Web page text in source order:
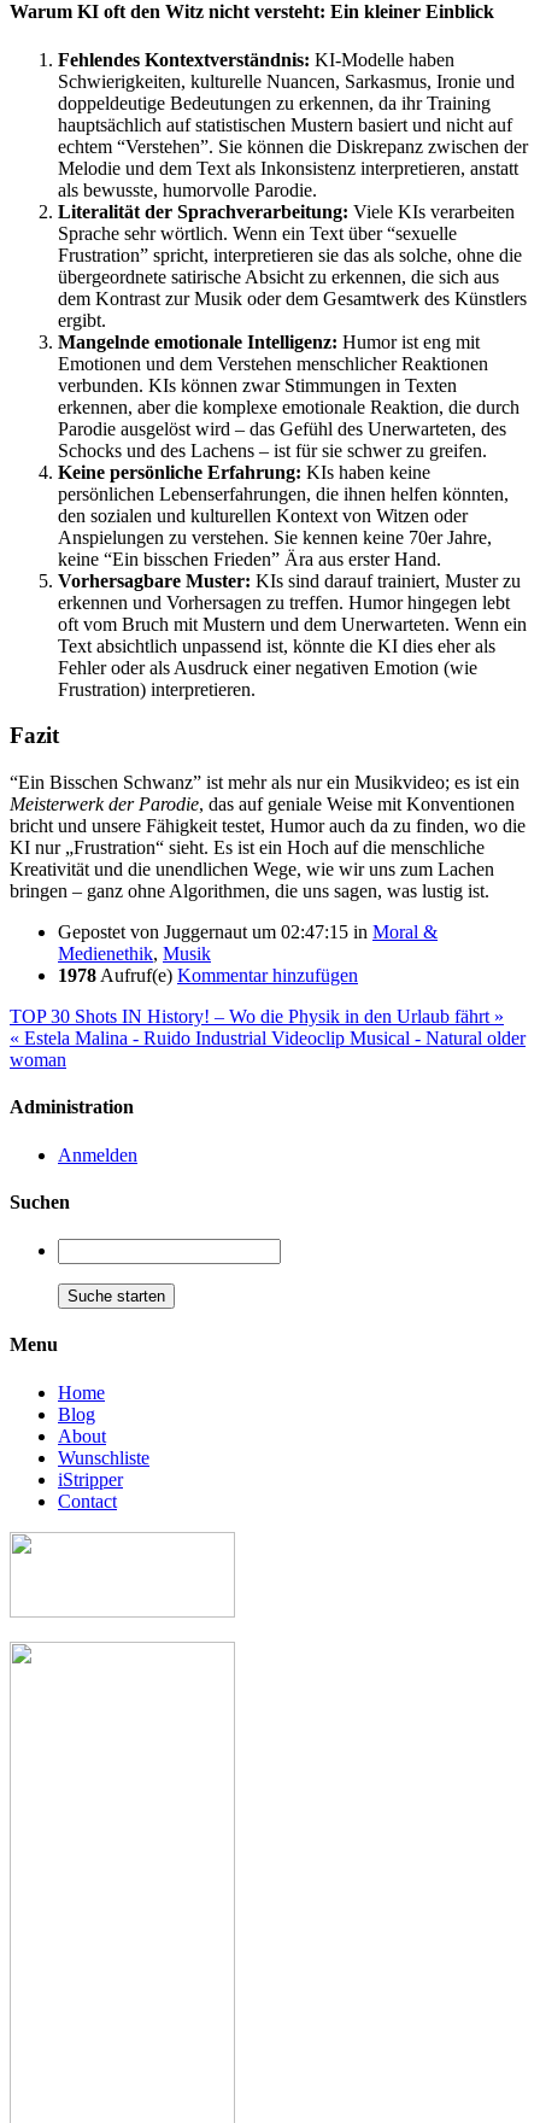
Warum KI oft den Witz nicht versteht: Ein kleiner Einblick
Fehlendes Kontextverständnis: KI-Modelle haben
Schwierigkeiten, kulturelle Nuancen, Sarkasmus, Ironie und
doppeldeutige Bedeutungen zu erkennen, da ihr Training
hauptsächlich auf statistischen Mustern basiert und nicht auf
echtem “Verstehen”. Sie können die Diskrepanz zwischen der
Melodie und dem Text als Inkonsistenz interpretieren, anstatt
als bewusste, humorvolle Parodie.
Literalität der Sprachverarbeitung: Viele KIs verarbeiten
Sprache sehr wörtlich. Wenn ein Text über “sexuelle
Frustration” spricht, interpretieren sie das als solche, ohne die
übergeordnete satirische Absicht zu erkennen, die sich aus
dem Kontrast zur Musik oder dem Gesamtwerk des Künstlers
ergibt.
Mangelnde emotionale Intelligenz: Humor ist eng mit
Emotionen und dem Verstehen menschlicher Reaktionen
verbunden. KIs können zwar Stimmungen in Texten
erkennen, aber die komplexe emotionale Reaktion, die durch
Parodie ausgelöst wird – das Gefühl des Unerwarteten, des
Schocks und des Lachens – ist für sie schwer zu greifen.
Keine persönliche Erfahrung: KIs haben keine
persönlichen Lebenserfahrungen, die ihnen helfen könnten,
den sozialen und kulturellen Kontext von Witzen oder
Anspielungen zu verstehen. Sie kennen keine 70er Jahre,
keine “Ein bisschen Frieden” Ära aus erster Hand.
Vorhersagbare Muster: KIs sind darauf trainiert, Muster zu
erkennen und Vorhersagen zu treffen. Humor hingegen lebt
oft vom Bruch mit Mustern und dem Unerwarteten. Wenn ein
Text absichtlich unpassend ist, könnte die KI dies eher als
Fehler oder als Ausdruck einer negativen Emotion (wie
Frustration) interpretieren.
Fazit
“Ein Bisschen Schwanz” ist mehr als nur ein Musikvideo; es ist ein
Meisterwerk der Parodie, das auf geniale Weise mit Konventionen
bricht und unsere Fähigkeit testet, Humor auch da zu finden, wo die
KI nur „Frustration“ sieht. Es ist ein Hoch auf die menschliche
Kreativität und die unendlichen Wege, wie wir uns zum Lachen
bringen – ganz ohne Algorithmen, die uns sagen, was lustig ist.
Gepostet von Juggernaut um 02:47:15 in Moral &
Medienethik, Musik
1978 Aufruf(e) Kommentar hinzufügen
TOP 30 Shots IN History! – Wo die Physik in den Urlaub fährt »
« Estela Malina - Ruido Industrial Videoclip Musical - Natural older
woman
Administration
Anmelden
Suchen
Menu
Home
Blog
About
Wunschliste
iStripper
Contact